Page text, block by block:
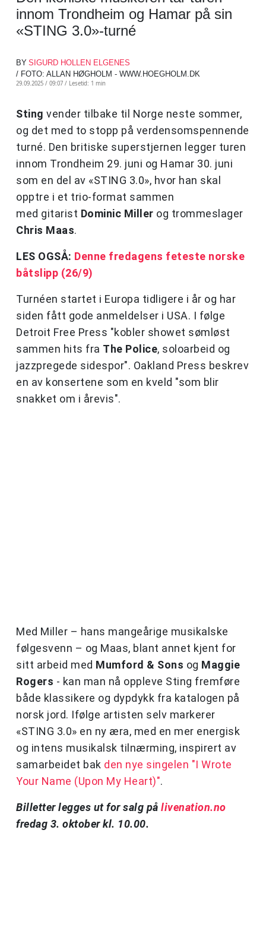
innom Trondheim og Hamar på sin
«STING 3.0»-turné
BY SIGURD HOLLEN ELGENES
/ FOTO: ALLAN HØGHOLM - WWW.HOEGHOLM.DK
29.09.2025 / 09:07 / Lesetid: 1 min
Sting vender tilbake til Norge neste sommer,
og det med to stopp på verdensomspennende
turné. Den britiske superstjernen legger turen
innom Trondheim 29. juni og Hamar 30. juni
som en del av «STING 3.0», hvor han skal
opptre i et trio-format sammen
med gitarist Dominic Miller og trommeslager
Chris Maas.
LES OGSÅ: Denne fredagens feteste norske
båtslipp (26/9)
Turnéen startet i Europa tidligere i år og har
siden fått gode anmeldelser i USA. I følge
Detroit Free Press "kobler showet sømløst
sammen hits fra The Police, soloarbeid og
jazzpregede sidespor". Oakland Press beskrev
en av konsertene som en kveld "som blir
snakket om i årevis".
Med Miller – hans mangeårige musikalske
følgesvenn – og Maas, blant annet kjent for
sitt arbeid med Mumford & Sons og Maggie
Rogers - kan man nå oppleve Sting fremføre
både klassikere og dypdykk fra katalogen på
norsk jord. Ifølge artisten selv markerer
«STING 3.0» en ny æra, med en mer energisk
og intens musikalsk tilnærming, inspirert av
samarbeidet bak den nye singelen "I Wrote
Your Name (Upon My Heart)".
Billetter legges ut for salg på livenation.no
fredag 3. oktober kl. 10.00.